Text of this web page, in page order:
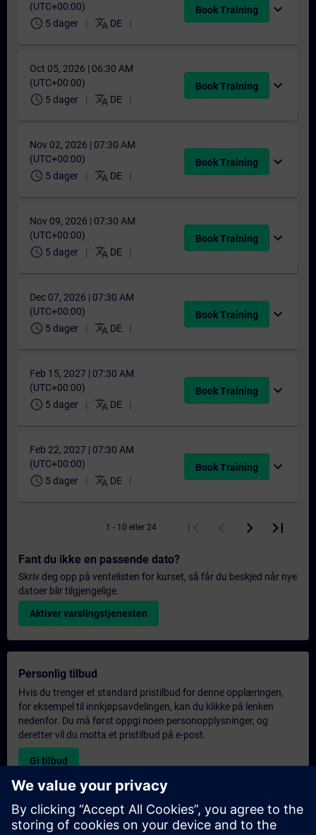
(UTC+00:00)
schedule 5 dager translate DE
Book Training expand_more
Oct 05, 2026 | 06:30 AM
(UTC+00:00)
schedule 5 dager translate DE
Book Training expand_more
Nov 02, 2026 | 07:30 AM
(UTC+00:00)
schedule 5 dager translate DE
Book Training expand_more
Nov 09, 2026 | 07:30 AM
(UTC+00:00)
schedule 5 dager translate DE
Book Training expand_more
Dec 07, 2026 | 07:30 AM
(UTC+00:00)
schedule 5 dager translate DE
Book Training expand_more
Feb 15, 2027 | 07:30 AM
(UTC+00:00)
schedule 5 dager translate DE
Book Training expand_more
Feb 22, 2027 | 07:30 AM
(UTC+00:00)
schedule 5 dager translate DE
Book Training expand_more
1 - 10 eller 24
Fant du ikke en passende dato?
Skriv deg opp på ventelisten for kurset, så får du beskjed når nye
datoer blir tilgjengelige.
Aktiver varslingstjenesten
Personlig tilbud
Hvis du trenger et standard pristilbud for denne opplæringen,
for eksempel til innkjøpsavdelingen, kan du klikke på lenken
nedenfor. Du må først oppgi noen personopplysninger, og
deretter vil du motta et pristilbud på e-post.
Gi tilbud
Forespørsel om eksklusiv opplæring